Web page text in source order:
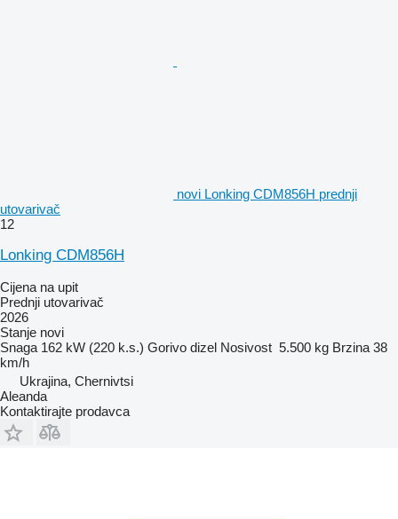
novi Lonking CDM856H prednji
utovarivač
12
Lonking CDM856H
Cijena na upit
Prednji utovarivač
2026
Stanje novi
Snaga 162 kW (220 k.s.) Gorivo dizel Nosivost 5.500 kg Brzina 38
km/h
Ukrajina, Chernivtsi
Aleanda
Kontaktirajte prodavca